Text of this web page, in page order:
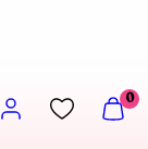
NÄYTÄ
0